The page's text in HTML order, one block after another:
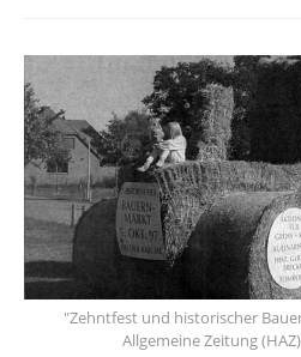
"Zehntfest und historischer
Allgemeine Zeitung